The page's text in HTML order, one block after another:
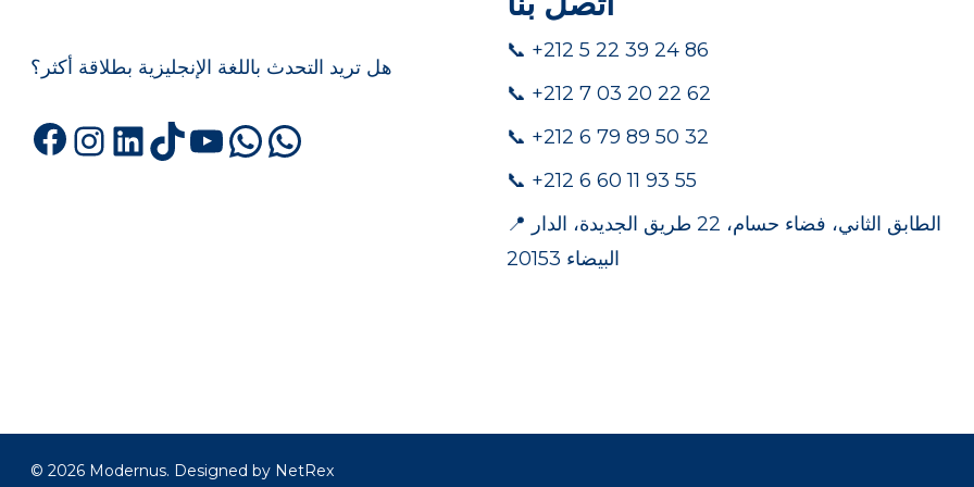
هل تريد التحدث باللغة الإنجليزية بطلاقة أكثر؟
Facebook
Instagram
LinkedIn
TikTok
YouTube
WhatsApp
WhatsApp
📞 +212 5 22 39 24 86
📞 +212 7 03 20 22 62
📞 +212 6 79 89 50 32
📞 +212 6 60 11 93 55
📍 الطابق الثاني، فضاء حسام، 22 طريق الجديدة، الدار
البيضاء 20153
© 2026 Modernus. Designed by NetRex